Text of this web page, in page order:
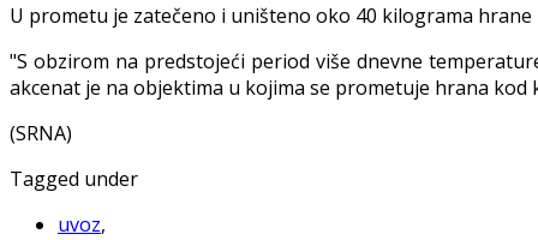
U prometu je zatečeno i uništeno oko 40 kilograma
"S obzirom na predstojeći period više dnevne
akcenat je na objektima u kojima se prometuje hrana
(SRNA)
Tagged under
uvoz,